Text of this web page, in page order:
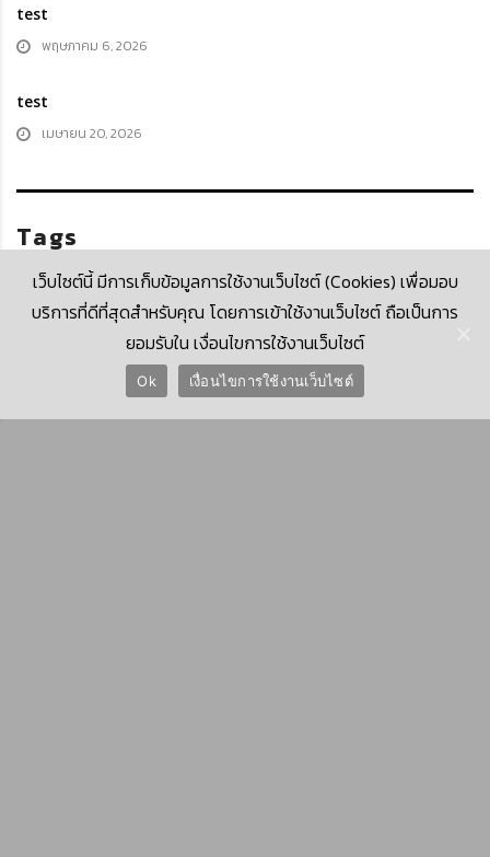
test
พฤษภาคม 6, 2026
test
เมษายน 20, 2026
Tags
test
© 2026 Krungthai Computer Services Co., Ltd. (KTCS)
เว็บไซต์นี้ มีการเก็บข้อมูลการใช้งานเว็บไซต์ (Cookies) เพื่อมอบ
บริการที่ดีที่สุดสำหรับคุณ โดยการเข้าใช้งานเว็บไซต์ ถือเป็นการ
ยอมรับใน เงื่อนไขการใช้งานเว็บไซต์
Ok เงื่อนไขการใช้งานเว็บไซต์